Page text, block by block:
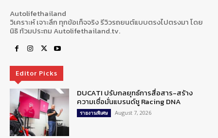
Autolifethailand
วิเคราะห์ เจาะลึก ทุกข้อเท็จจริง รีวิวรถยนต์แบบตรงไปตรงมา โดย
นิธิ ท้วมประถม Autolifethailand.tv.
Editor Picks
DUCATI ปรับกลยุทธ์การสื่อสาร-สร้าง
ความเชื่อมั่นแบรนด์ชู Racing DNA
รายงานพิเศษ August 7, 2026